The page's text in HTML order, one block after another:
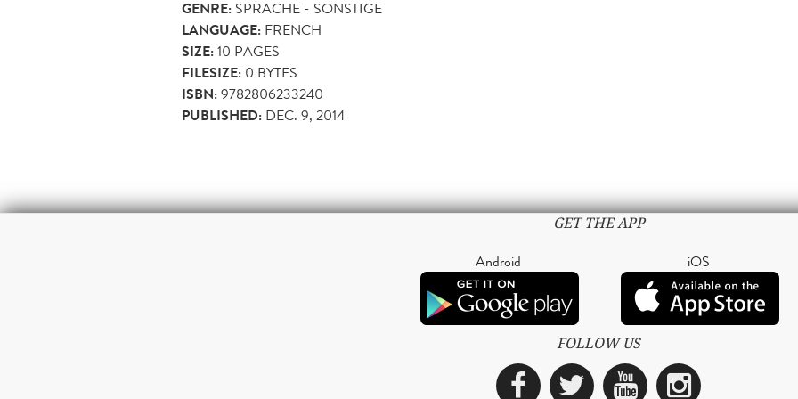
GENRE: SPRACHE - SONSTIGE
LANGUAGE: FRENCH
SIZE:10 PAGES
FILESIZE: 0 BYTES
ISBN:9782806233240
PUBLISHED: DEC. 9, 2014
GET THE APP
Android iOS
FOLLOW US
Facebook
TwitterYouTube